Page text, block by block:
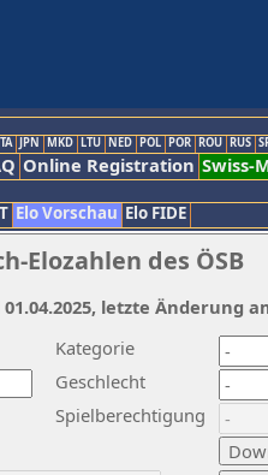
JPN MKD LTU NED POL POR ROU RUS
Online Registration Swiss-
Elo Vorschau Elo FIDE
Elozahlen des ÖSB
Kategorie
Geschlecht
Spielberechtigung
letzte Änderung